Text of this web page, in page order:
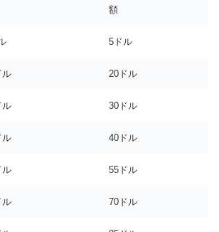
額
5ドル
ル 20ドル
ル 30ドル
ル 40ドル
ル 55ドル
ル 70ドル